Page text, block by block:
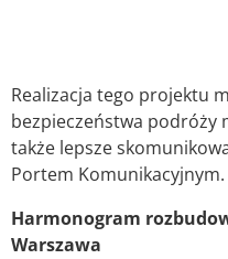
Realizacja tego projektu
bezpieczeństwa podróży
także lepsze
Portem Komunikacyjnym.
Harmonogram
Warszawa